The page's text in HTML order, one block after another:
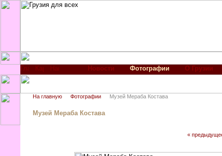
Новости Фотографии О Грузии
На главную Фотографии Музей Мераба Костава
Музей Мераба Костава
«